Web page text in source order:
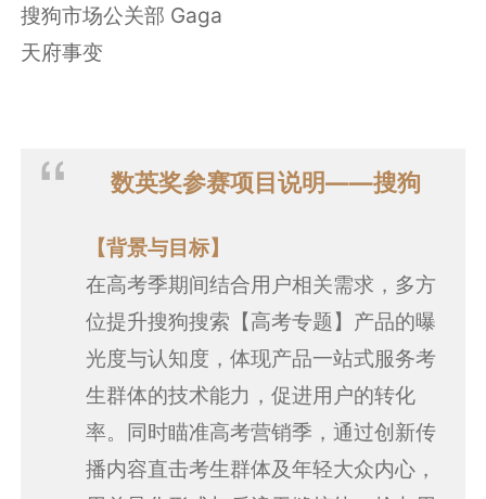
搜狗市场公关部 Gaga
天府事变
数英奖参赛项目说明——搜狗
【背景与目标】
在高考季期间结合用户相关需求，多方
位提升搜狗搜索【高考专题】产品的曝
光度与认知度，体现产品一站式服务考
生群体的技术能力，促进用户的转化
率。同时瞄准高考营销季，通过创新传
播内容直击考生群体及年轻大众内心，